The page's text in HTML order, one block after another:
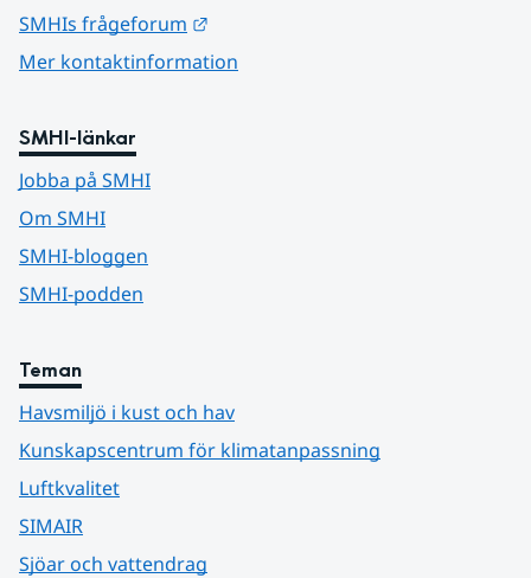
SMHIs frågeforum
Mer kontaktinformation
SMHI-länkar
Jobba på SMHI
Om SMHI
SMHI-bloggen
SMHI-podden
Teman
Havsmiljö i kust och hav
Kunskapscentrum för klimatanpassning
Luftkvalitet
SIMAIR
Sjöar och vattendrag